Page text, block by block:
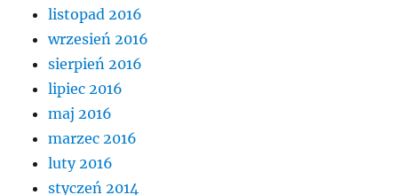
listopad 2016
wrzesień 2016
sierpień 2016
lipiec 2016
maj 2016
marzec 2016
luty 2016
styczeń 2014